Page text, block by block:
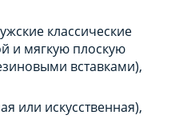
классические
и мягкую плоскую
вставками),
или искусственная),